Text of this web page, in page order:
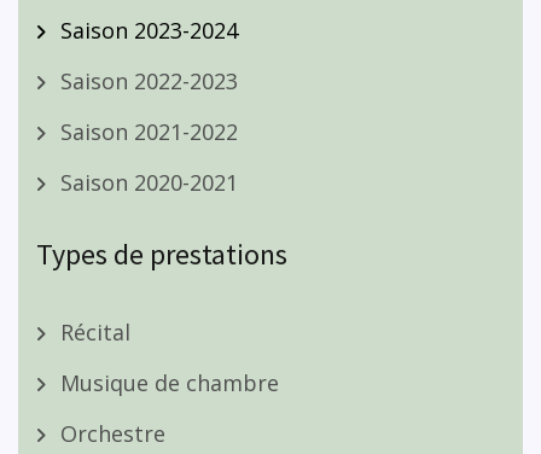
Saison 2023-2024
Saison 2022-2023
Saison 2021-2022
Saison 2020-2021
Types de prestations
Récital
Musique de chambre
Orchestre